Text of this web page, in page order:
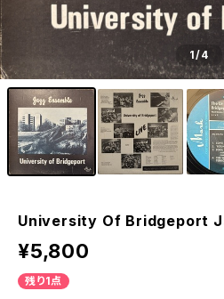
1/4
University Of Bridgeport
¥5,800
残り1点